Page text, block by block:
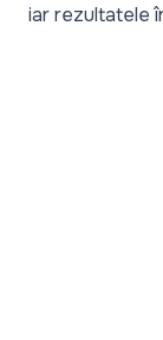
iar rezultatele